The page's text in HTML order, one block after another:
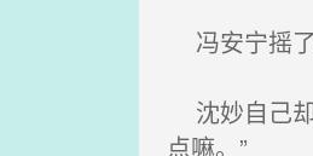
冯安宁摇了
沈妙自己
点嘛。”